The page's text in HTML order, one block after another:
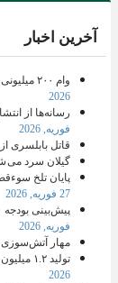
آخرین اخبار
وام ۲۰۰ میلیونی بدون دردسر به کشاورزان گیلانی
2026
رسانه‌ها از
فوریه, 2026
قاتل بابلسری
گیلان سرد می
پایان تلخ
27 فوریه, 2026
پیش‌بینی بودجه ۱۵۰۰ میلیارد تومانی برای حمایت از چایکاران
فوریه, 2026
مهار آتش‌سوزی ۲ خانه مخروبه در رشت
تولید ۱.۲ میلیون مگاوات‌ساعت انرژی در لوشان
2026